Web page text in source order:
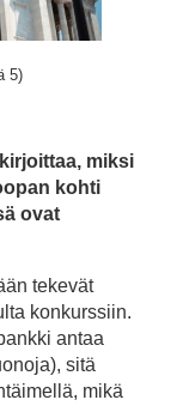
5)
kirjoittaa, miksi
kohti
ovat
tekevät
konkurssiin.
antaa
sitä
mikä